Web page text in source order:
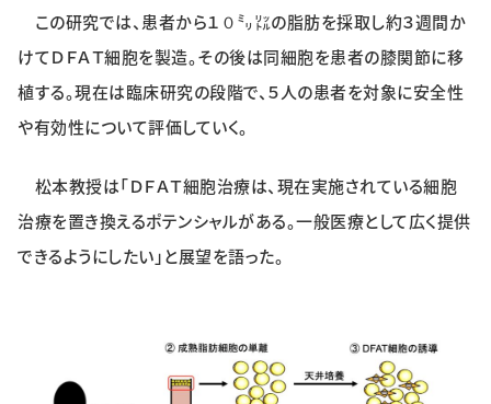
この研究では、患者から１０㍉㍑の脂肪を採取し約３週間か
けてＤＦＡＴ細胞を製造。その後は同細胞を患者の膝関節に移
植する。現在は臨床研究の段階で、５人の患者を対象に安全性
や有効性について評価していく。
松本教授は「ＤＦＡＴ細胞治療は、現在実施されている細胞
治療を置き換えるポテンシャルがある。一般医療として広く提供
できるようにしたい」と展望を語った。